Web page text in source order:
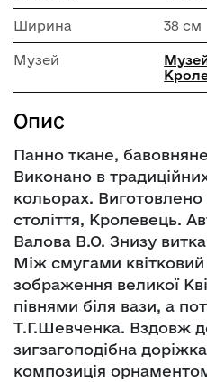
Ширина 38 см
Музей
Опис
Панно ткане,
Виконано в
кольорах. Виготовлено
століття, Кролевець.
Валова В.О. Знизу
Між смугами
зображення великої
півнями біля вази, а
Т.Г.Шевченка. Вздовж
зигзагоподібна
композиція